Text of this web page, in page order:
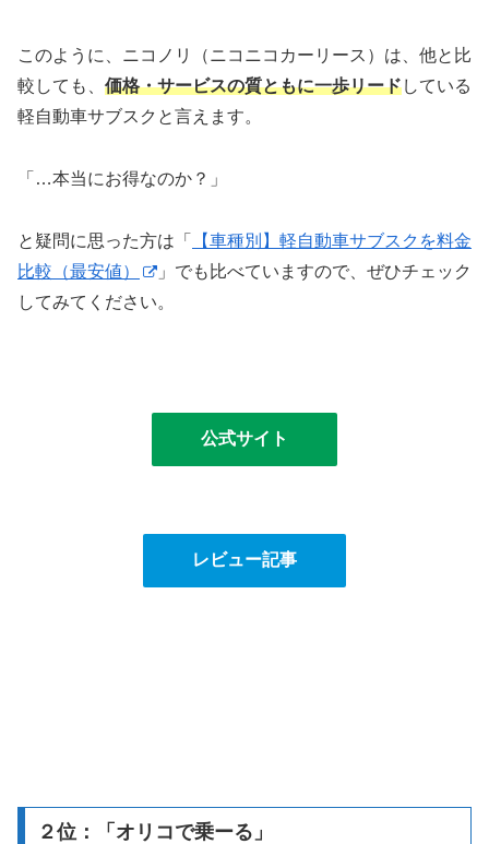
このように、ニコノリ（ニコニコカーリース）は、他と比
較しても、 価格・サービスの質ともに一歩リードしている
軽自動車サブスクと言えます。
「…本当にお得なのか？」
と疑問に思った方は「
【車種別】軽自動車サブスクを料金
比較（最安値）
」でも比べていますので、ぜひチェック
してみてください。
公式サイト
レビュー記事
２位：「オリコで乗ーる」